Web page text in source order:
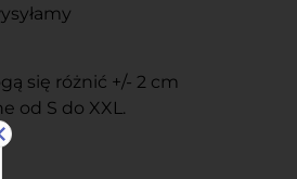
się różnić +/- 2 cm
od S do XXL.